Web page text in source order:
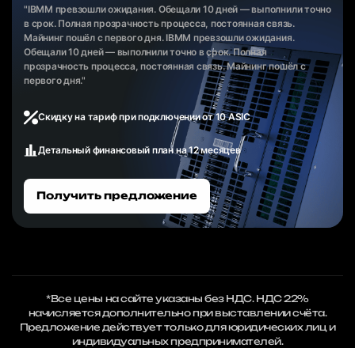
"IBMM превзошли ожидания. Обещали 10 дней — выполнили точно
в срок. Полная прозрачность процесса, постоянная связь.
Майнинг пошёл с первого дня. IBMM превзошли ожидания.
Обещали 10 дней — выполнили точно в срок. Полная
прозрачность процесса, постоянная связь. Майнинг пошёл с
первого дня."
Скидку на тариф при подключении от 10 ASIC
Детальный финансовый план на 12 месяцев
Получить предложение
*Все цены на сайте указаны без НДС. НДС 22%
начисляется дополнительно при выставлении счёта.
Предложение действует только для юридических лиц и
индивидуальных предпринимателей.